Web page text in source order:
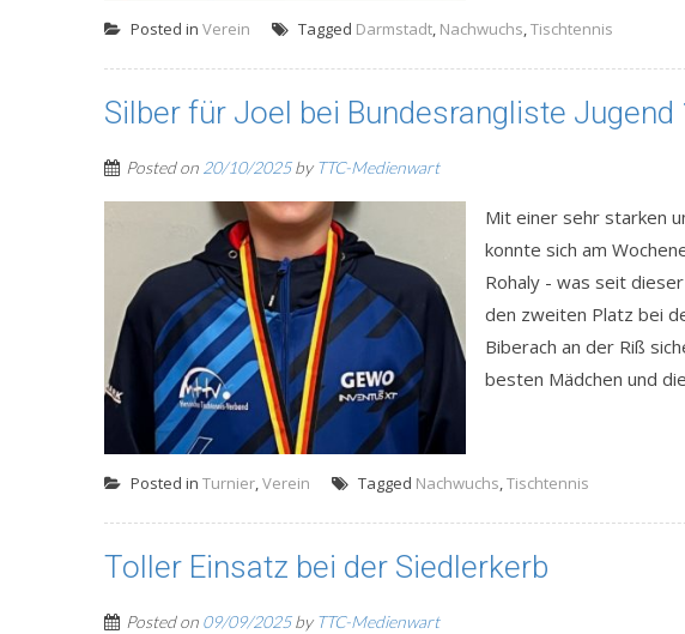
Posted in Verein Tagged Darmstadt, Nachwuchs,Tischtennis
Silber für Joel bei Bundesrangliste Jugend
Posted on 20/10/2025by TTC-Medienwart
Mit einer sehr starken
konnte sich am
Rohaly - was seit
den zweiten Platz bei
Biberach an der Riß
besten Mädchen und
Posted in Turnier,Verein Tagged Nachwuchs,Tischtennis
Toller Einsatz bei der Siedlerkerb
Posted on 09/09/2025by TTC-Medienwart